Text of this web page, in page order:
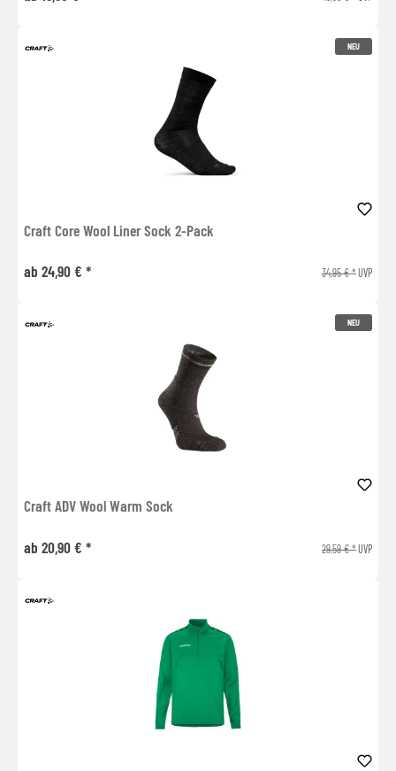
NEU
Craft Core Wool Liner Sock 2-Pack
ab 24,90 € * 34,95 € *UVP
NEU
Craft ADV Wool Warm Sock
ab 20,90 € * 29,59 € *UVP